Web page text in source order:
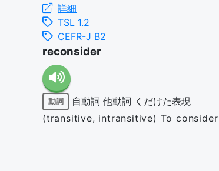
詳細
TSL 1.2
CEFR-J B2
reconsider
動詞 自動詞 他動詞 くだけた表現
(transitive, intransitive) To